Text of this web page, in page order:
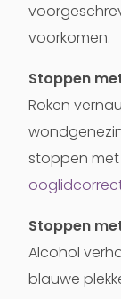
voorkomen.
Stoppen
Roken
stoppen met
Stoppen
Alcohol
blauwe